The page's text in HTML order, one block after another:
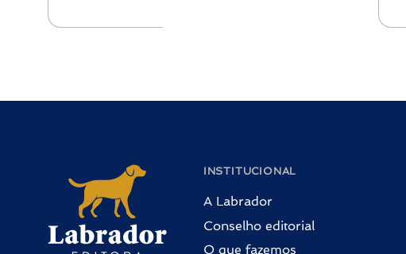
INSTITUCIONAL
A Labrador
Conselho editorial
O que fazemos